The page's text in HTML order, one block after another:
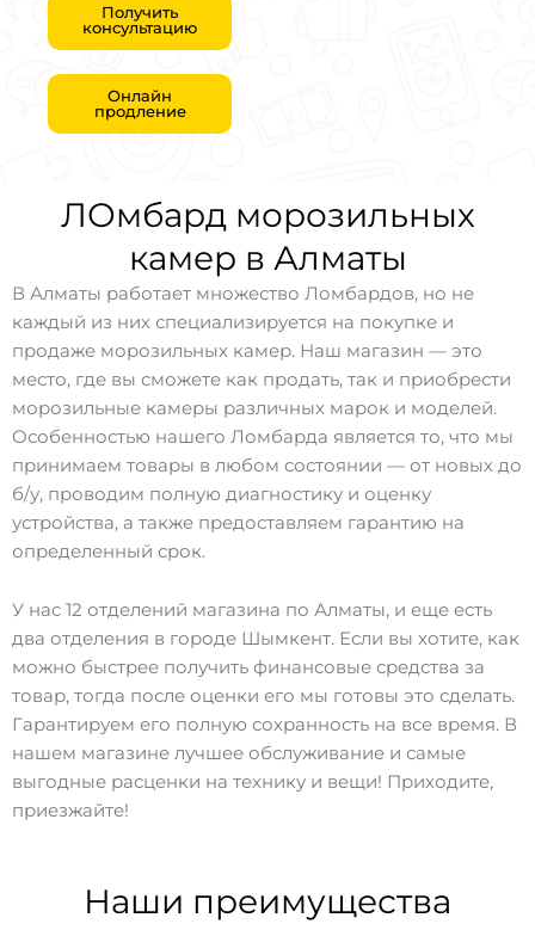
Получить
консультацию
Онлайн
продление
ЛОмбард морозильных
камер в Алматы
В Алматы работает множество Ломбардов, но не
каждый из них специализируется на покупке и
продаже морозильных камер. Наш магазин — это
место, где вы сможете как продать, так и приобрести
морозильные камеры различных марок и моделей.
Особенностью нашего Ломбарда является то, что мы
принимаем товары в любом состоянии — от новых до
б/у, проводим полную диагностику и оценку
устройства, а также предоставляем гарантию на
определенный срок.
У нас 12 отделений магазина по Алматы, и еще есть
два отделения в городе Шымкент. Если вы хотите, как
можно быстрее получить финансовые средства за
товар, тогда после оценки его мы готовы это сделать.
Гарантируем его полную сохранность на все время. В
нашем магазине лучшее обслуживание и самые
выгодные расценки на технику и вещи! Приходите,
приезжайте!
Наши преимущества